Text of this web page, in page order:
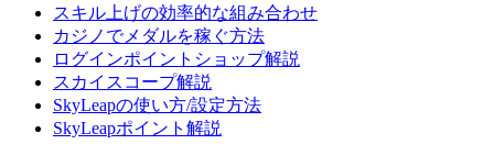
スキル上げの効率的な組み合わせ
カジノでメダルを稼ぐ方法
ログインポイントショップ解説
スカイスコープ解説
SkyLeapの使い方/設定方法
SkyLeapポイント解説